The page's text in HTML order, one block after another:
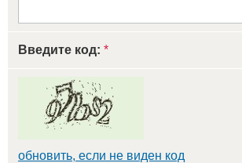
Введите код: *
обновить, если не виден код